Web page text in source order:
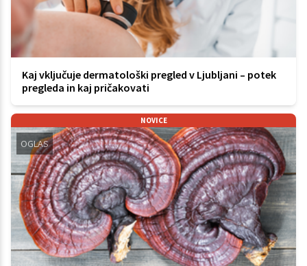
Kaj vključuje dermatološki pregled v Ljubljani – potek
pregleda in kaj pričakovati
NOVICE
OGLAS